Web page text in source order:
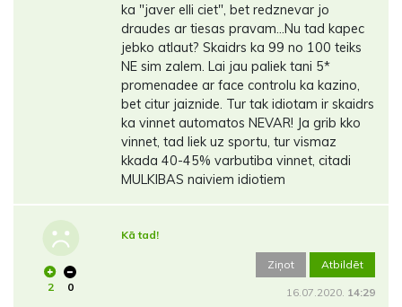
ka "javer elli ciet", bet redznevar jo
draudes ar tiesas pravam...Nu tad kapec
jebko atlaut? Skaidrs ka 99 no 100 teiks
NE sim zalem. Lai jau paliek tani 5*
promenadee ar face controlu ka kazino,
bet citur jaiznide. Tur tak idiotam ir skaidrs
ka vinnet automatos NEVAR! Ja grib kko
vinnet, tad liek uz sportu, tur vismaz
kkada 40-45% varbutiba vinnet, citadi
MULKIBAS naiviem idiotiem
2 0
Kā tad!
Ziņot Atbildēt
16.07.2020. 14:29